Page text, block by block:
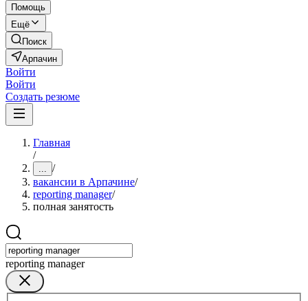
Помощь
Ещё
Поиск
Арпачин
Войти
Войти
Создать резюме
Главная
/
... /
вакансии в Арпачине/
reporting manager/
полная занятость
reporting manager